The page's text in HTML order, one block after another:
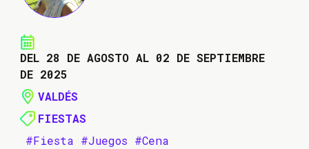
DEL 28 DE AGOSTO AL 02 DE SEPTIEMBRE
DE 2025
VALDÉS
FIESTAS
#Fiesta #Juegos #Cena